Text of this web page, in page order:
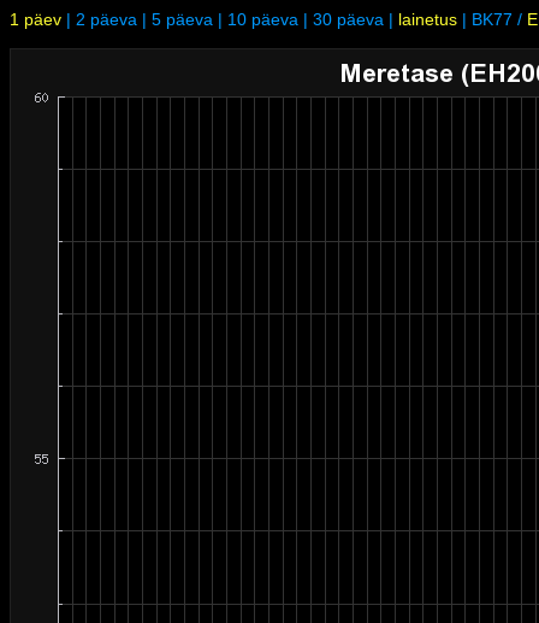
1 päev | 2 päeva | 5 päeva | 10 päeva | 30 päeva | lainetus | BK77 /